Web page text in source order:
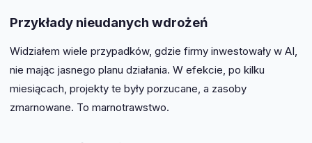
Przykłady nieudanych wdrożeń
Widziałem wiele przypadków, gdzie firmy inwestowały w AI,
nie mając jasnego planu działania. W efekcie, po kilku
miesiącach, projekty te były porzucane, a zasoby
zmarnowane. To marnotrawstwo.